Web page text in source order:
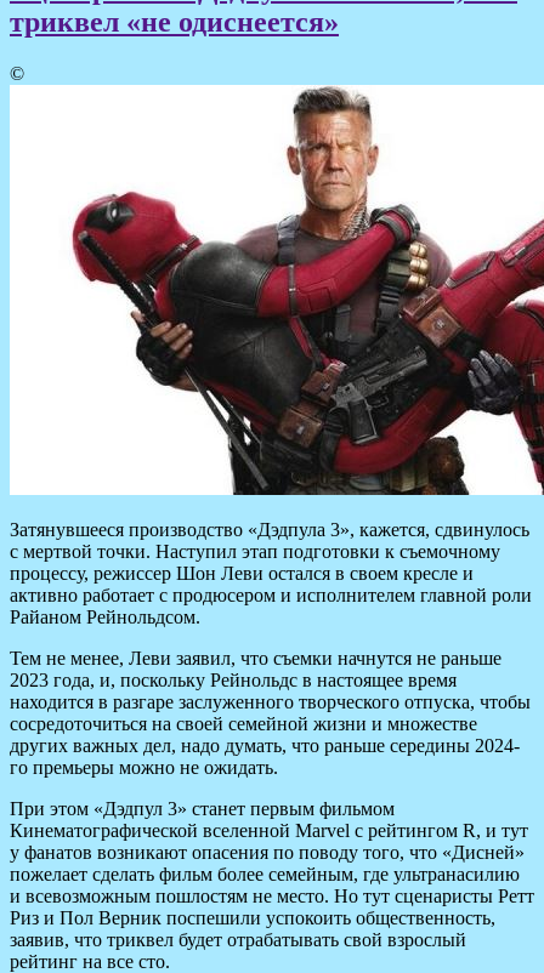
триквел «не одиснеется»
©
Затянувшееся производство «Дэдпула 3», кажется, сдвинулось
с мертвой точки. Наступил этап подготовки к съемочному
процессу, режиссер Шон Леви остался в своем кресле и
активно работает с продюсером и исполнителем главной роли
Райаном Рейнольдсом.
Тем не менее, Леви заявил, что съемки начнутся не раньше
2023 года, и, поскольку Рейнольдс в настоящее время
находится в разгаре заслуженного творческого отпуска, чтобы
сосредоточиться на своей семейной жизни и множестве
других важных дел, надо думать, что раньше середины 2024-
го премьеры можно не ожидать.
При этом «Дэдпул 3» станет первым фильмом
Кинематографической вселенной Marvel с рейтингом R, и тут
у фанатов возникают опасения по поводу того, что «Дисней»
пожелает сделать фильм более семейным, где ультранасилию
и всевозможным пошлостям не место. Но тут сценаристы Ретт
Риз и Пол Верник поспешили успокоить общественность,
заявив, что триквел будет отрабатывать свой взрослый
рейтинг на все сто.